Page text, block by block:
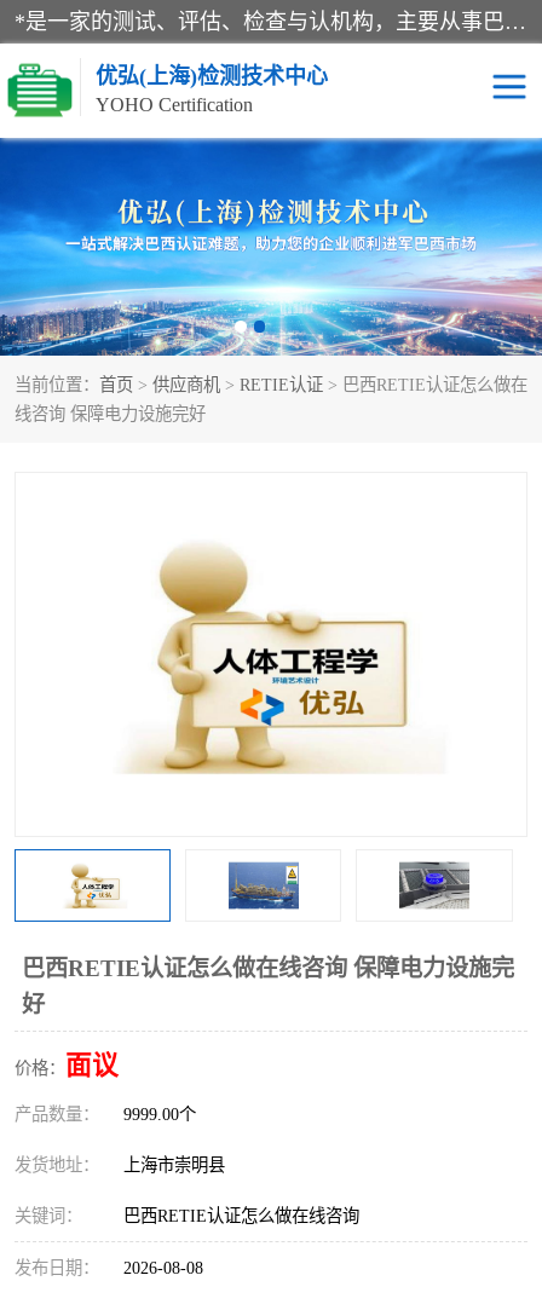
*是一家的测试、评估、检查与认机构，主要从事巴西NR10认证、NR12认证、NR13认证；ANATEL认证、INMTRO认证，欧盟CE认证：MD认证，PED认证，MID认证，ATEX认证，德国蓝色天使认证。
优弘(上海)检测技术中心
YOHO Certification
当前位置： 首页 > 供应商机 > RETIE认证 > 巴西RETIE认证怎么做在
线咨询 保障电力设施完好
巴西RETIE认证怎么做在线咨询 保障电力设施完
好
价格： 面议
产品数量： 9999.00个
发货地址： 上海市崇明县
关键词： 巴西RETIE认证怎么做在线咨询
发布日期： 2026-08-08
RECYCLASS认证 NR10认证
NR12认证 NR13认证
ART认证 巴西NR认证
巴西认证 RETIE认证